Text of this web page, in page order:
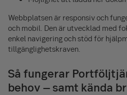
Webbplatsen är responsiv och
och mobil. Den är utvecklad med
enkel navigering och stöd för
tillgänglighetskraven.
Så fungerar
behov – samt kända